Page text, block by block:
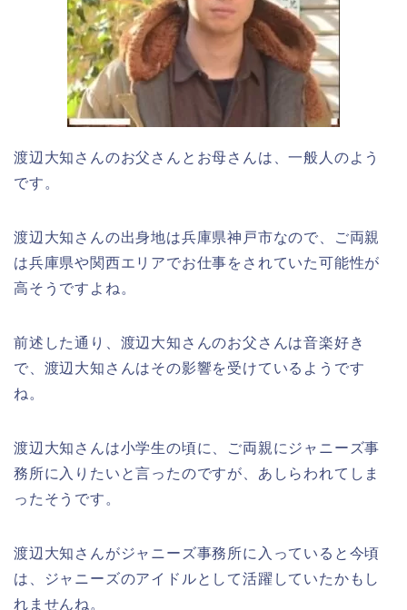
渡辺大知さんのお父さんとお母さんは、一般人のよう
です。
渡辺大知さんの出身地は兵庫県神戸市なので、ご両親
は兵庫県や関西エリアでお仕事をされていた可能性が
高そうですよね。
前述した通り、渡辺大知さんのお父さんは音楽好き
で、渡辺大知さんはその影響を受けているようです
ね。
渡辺大知さんは小学生の頃に、ご両親にジャニーズ事
務所に入りたいと言ったのですが、あしらわれてしま
ったそうです。
渡辺大知さんがジャニーズ事務所に入っていると今頃
は、ジャニーズのアイドルとして活躍していたかもし
れませんね。